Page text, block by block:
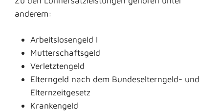
anderem:
Arbeitslosengeld I
Mutterschaftsgeld
Verletztengeld
Elterngeld nach dem Bundeselterngeld- und
Elternzeitgesetz
Krankengeld